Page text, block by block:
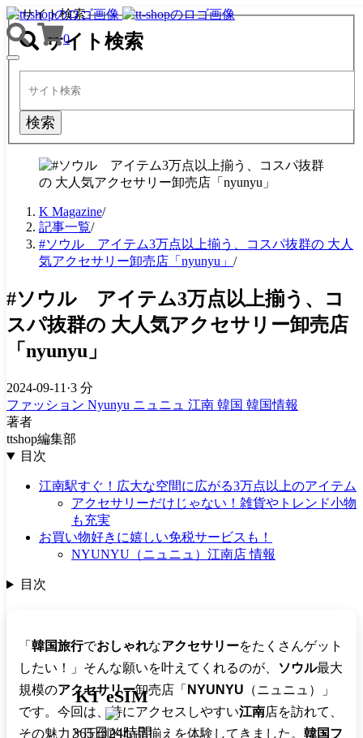
0
TOGGLE
NAVIGATION
KT eSIM
365日24時間
サイト検索
サイト検索
検索
K Magazine/
記事一覧/
#ソウル アイテム3万点以上揃う、コスパ抜群の 大人
気アクセサリー卸売店「nyunyu」 /
#ソウル アイテム3万点以上揃う、コ
スパ抜群の 大人気アクセサリー卸売店
「nyunyu」
2024-09-11 ·3 分
ファッション Nyunyu ニュニュ 江南 韓国 韓国情報
著者
ttshop編集部
目次
江南駅すぐ！広大な空間に広がる3万点以上のアイテム
アクセサリーだけじゃない！雑貨やトレンド小物
も充実
お買い物好きに嬉しい免税サービスも！
NYUNYU（ニュニュ）江南店 情報
目次
「 韓国旅行でおしゃれなアクセサリーをたくさんゲット
したい！」そんな願いを叶えてくれるのが、
ソウル最大
規模のアクセサリー卸売店「 NYUNYU （ニュニュ）」
です。今回は、特にアクセスしやすい江南店を訪れて、
その魅力と圧倒的な品揃えを体験してきました。 韓国フ